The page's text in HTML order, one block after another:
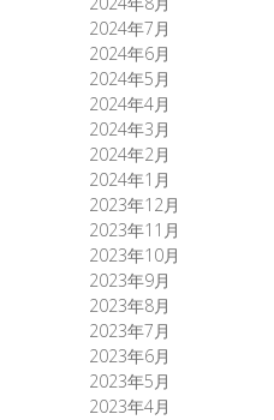
2024年7月
2024年6月
2024年5月
2024年4月
2024年3月
2024年2月
2024年1月
2023年12月
2023年11月
2023年10月
2023年9月
2023年8月
2023年7月
2023年6月
2023年5月
2023年4月